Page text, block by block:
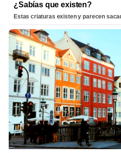
¿Sabías que existen?
Estas criaturas existen y parecen